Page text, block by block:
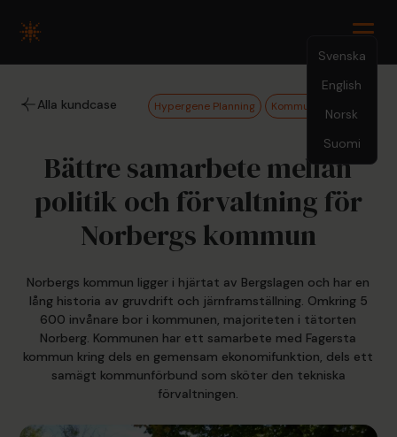
Svenska
English
Norsk
Suomi
Alla kundcase Hypergene Planning Kommun och region
Bättre samarbete mellan
politik och förvaltning för
Norbergs kommun
Norbergs kommun ligger i hjärtat av Bergslagen och har en
lång historia av gruvdrift och järnframställning. Omkring 5
600 invånare bor i kommunen, majoriteten i tätorten
Norberg. Kommunen har ett samarbete med Fagersta
kommun kring dels en gemensam ekonomifunktion, dels ett
samägt kommunförbund som sköter den tekniska
förvaltningen.